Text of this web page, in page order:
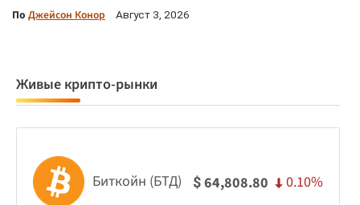
По Джейсон Конор Август 3, 2026
Живые крипто-рынки
Биткойн (БТД) $64,808.80 0.10%